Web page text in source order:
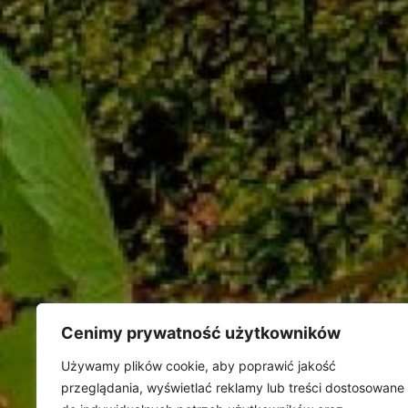
Cenimy prywatność użytkowników
Używamy plików cookie, aby poprawić jakość
przeglądania, wyświetlać reklamy lub treści dostosowane
siedziba firmy i sklep firmowy